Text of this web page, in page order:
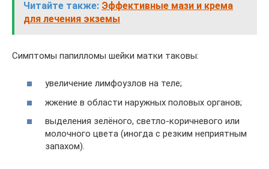
Читайте также: Эффективные мази и крема
для лечения экземы
Симптомы папилломы шейки матки таковы:
увеличение лимфоузлов на теле;
жжение в области наружных половых органов;
выделения зелёного, светло-коричневого или
молочного цвета (иногда с резким неприятным
запахом).